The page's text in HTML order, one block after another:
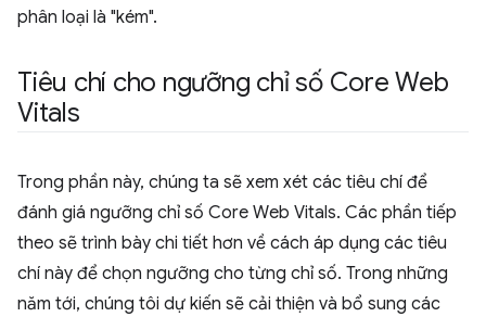
phân loại là "kém".
Tiêu chí cho ngưỡng chỉ số Core Web
Vitals
Trong phần này, chúng ta sẽ xem xét các tiêu chí để
đánh giá ngưỡng chỉ số Core Web Vitals. Các phần tiếp
theo sẽ trình bày chi tiết hơn về cách áp dụng các tiêu
chí này để chọn ngưỡng cho từng chỉ số. Trong những
năm tới, chúng tôi dự kiến sẽ cải thiện và bổ sung các